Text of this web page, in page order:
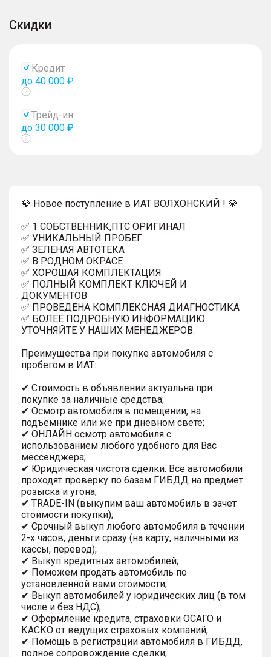
Скидки
Кредит
до 40 000 ₽
Показать
Трейд-ин
до 30 000 ₽
Показать
💎 Новое поступление в ИАТ ВОЛХОНСКИЙ ! 💎
✅ 1 СОБСТВЕННИК,ПТС ОРИГИНАЛ
✅ УНИКАЛЬНЫЙ ПРОБЕГ
✅ ЗЕЛЕНАЯ АВТОТЕКА
✅ В РОДНОМ ОКРАСЕ
✅ ХОРОШАЯ КОМПЛЕКТАЦИЯ
✅ ПОЛНЫЙ КОМПЛЕКТ КЛЮЧЕЙ И
ДОКУМЕНТОВ
✅ ПРОВЕДЕНА КОМПЛЕКСНАЯ ДИАГНОСТИКА
✅ БОЛЕЕ ПОДРОБНУЮ ИНФОРМАЦИЮ
УТОЧНЯЙТЕ У НАШИХ МЕНЕДЖЕРОВ.
Преимущества при покупке автомобиля с
пробегом в ИАТ:
✔ Стоимость в объявлении актуальна при
покупке за наличные средства;
✔ Осмотр автомобиля в помещении, на
подъемнике или же при дневном свете;
✔ ОНЛАЙН осмотр автомобиля с
использованием любого удобного для Вас
мессенджера;
✔ Юридическая чистота сделки. Все автомобили
проходят проверку по базам ГИБДД на предмет
розыска и угона;
✔ TRADE-IN (выкупим ваш автомобиль в зачет
стоимости покупки);
✔ Срочный выкуп любого автомобиля в течении
2-х часов, деньги сразу (на карту, наличными из
кассы, перевод);
✔ Выкуп кредитных автомобилей;
✔ Поможем продать автомобиль по
установленной вами стоимости;
✔ Выкуп автомобилей у юридических лиц (в том
числе и без НДС);
✔ Оформление кредита, страховки ОСАГО и
КАСКО от ведущих страховых компаний;
✔ Помощь в регистрации автомобиля в ГИБДД,
полное сопровождение сделки;